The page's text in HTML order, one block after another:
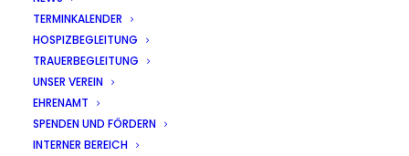
TERMINKALENDER
HOSPIZBEGLEITUNG
TRAUERBEGLEITUNG
UNSER VEREIN
EHRENAMT
SPENDEN UND FÖRDERN
INTERNER BEREICH
DATENSCHUTZ